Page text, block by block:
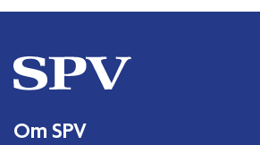
Om SPV